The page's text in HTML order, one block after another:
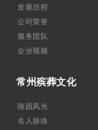
发展历程
公司荣誉
服务团队
企业视频
常州殡葬文化
陵园风光
名人脉络